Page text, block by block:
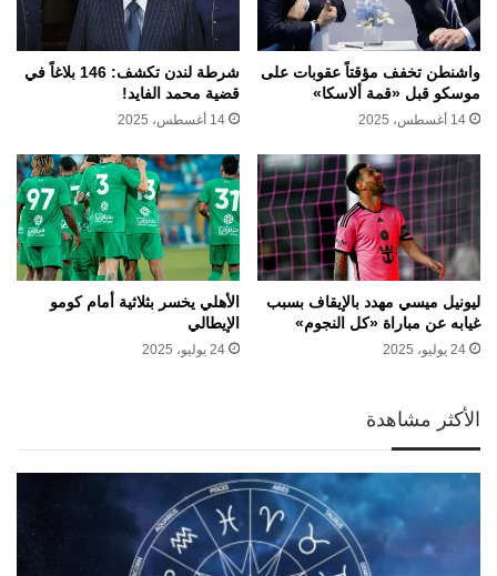
واشنطن تخفف مؤقتاً عقوبات على
موسكو قبل «قمة ألاسكا»
14 أغسطس، 2025
شرطة لندن تكشف: 146 بلاغاً في
قضية محمد الفايد!
14 أغسطس، 2025
ليونيل ميسي مهدد بالإيقاف بسبب
غيابه عن مباراة «كل النجوم»
24 يوليو، 2025
الأهلي يخسر بثلاثية أمام كومو
الإيطالي
24 يوليو، 2025
الأكثر مشاهدة